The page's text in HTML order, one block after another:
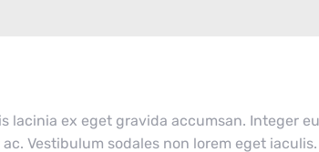
lacinia ex eget gravida accumsan. Integer
Vestibulum sodales non lorem eget